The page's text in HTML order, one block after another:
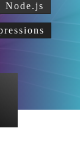
Node.js